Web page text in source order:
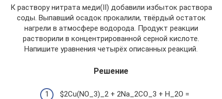
К раствору нитрата меди(II) добавили избыток раствора
соды. Выпавший осадок прокалили, твёрдый остаток
нагрели в атмосфере водорода. Продукт реакции
растворили в концентрированной серной кислоте.
Напишите уравнения четырёх описанных реакций.
Решение
$2Cu(NO_3)_2 + 2Na_2CO_3 + H_2O =